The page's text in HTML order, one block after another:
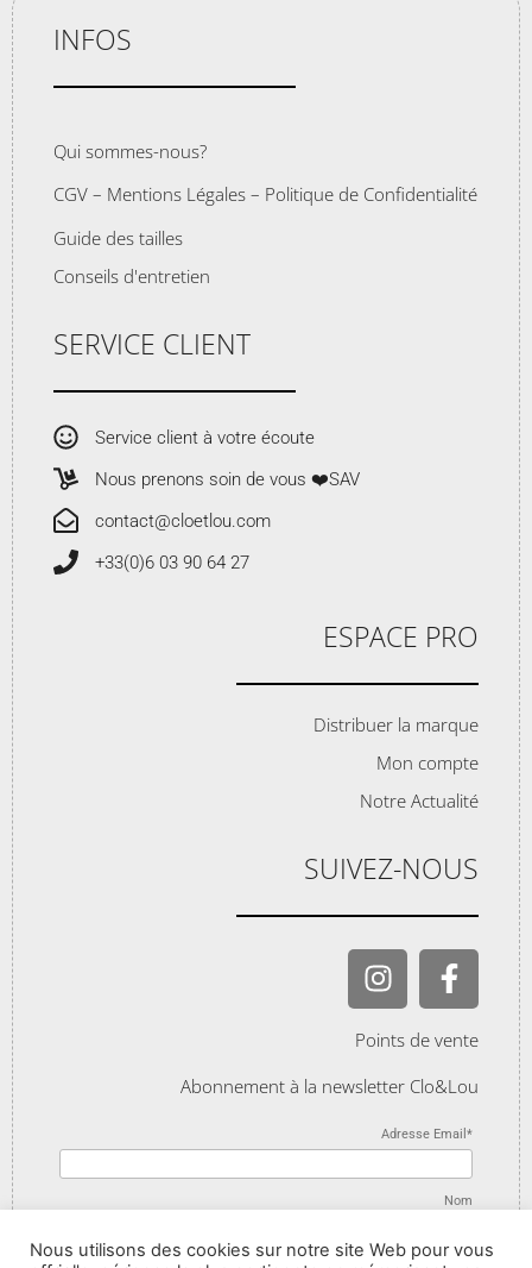
INFOS
Qui sommes-nous?
CGV – Mentions Légales – Politique de Confidentialité
Guide des tailles
Conseils d'entretien
SERVICE CLIENT
Service client à votre écoute
Nous prenons soin de vous ❤️SAV
contact@cloetlou.com
+33(0)6 03 90 64 27
ESPACE PRO
Distribuer la marque
Mon compte
Notre Actualité
SUIVEZ-NOUS
Points de vente
Abonnement à la newsletter Clo&Lou
Adresse Email*
Nom
Nous utilisons des cookies sur notre site Web pour vous